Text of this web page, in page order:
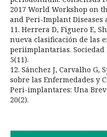
2017 World Workshop on
and Peri-Implant Diseases
11. Herrera D, Figuero E,
nueva clasificación de las
periimplantarias. Sociedad
5(11).
12. Sánchez J, Carvalho G,
sobre las Enfermedades y
Peri-implantares: Una
20(2).